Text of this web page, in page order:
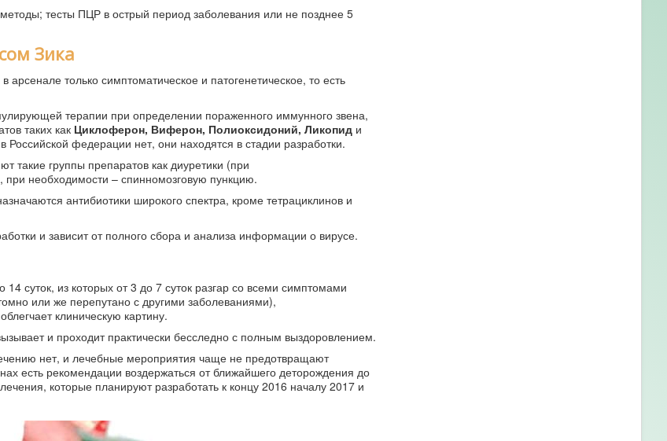
тесты ПЦР в острый период заболевания или не позднее 5
Зика
только симптоматическое и патогенетическое, то есть
терапии при определении пораженного иммунного звена,
таких как Циклоферон, Виферон, Полиоксидоний, Ликопиди
федерации нет, они находятся в стадии разработки.
такие группы препаратов как диуретики (при
при необходимости – спинномозговую пункцию.
антибиотики широкого спектра, кроме тетрациклинов и
и зависит от полного сбора и анализа информации о вирусе.
суток, из которых от 3 до 7 суток разгар со всеми симптомами
или же перепутано с другими заболеваниями),
клиническую картину.
и проходит практически бесследно с полным выздоровлением.
нет, и лечебные мероприятия чаще не предотвращают
есть рекомендации воздержаться от ближайшего деторождения до
которые планируют разработать к концу 2016 началу 2017 и